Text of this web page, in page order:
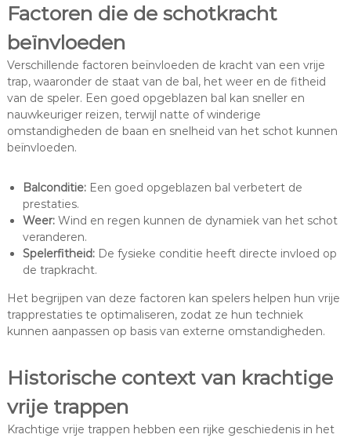
Factoren die de schotkracht
beïnvloeden
Verschillende factoren beïnvloeden de kracht van een vrije
trap, waaronder de staat van de bal, het weer en de fitheid
van de speler. Een goed opgeblazen bal kan sneller en
nauwkeuriger reizen, terwijl natte of winderige
omstandigheden de baan en snelheid van het schot kunnen
beïnvloeden.
Balconditie:Een goed opgeblazen bal verbetert de
prestaties.
Weer:Wind en regen kunnen de dynamiek van het schot
veranderen.
Spelerfitheid:De fysieke conditie heeft directe invloed op
de trapkracht.
Het begrijpen van deze factoren kan spelers helpen hun vrije
trapprestaties te optimaliseren, zodat ze hun techniek
kunnen aanpassen op basis van externe omstandigheden.
Historische context van krachtige
vrije trappen
Krachtige vrije trappen hebben een rijke geschiedenis in het